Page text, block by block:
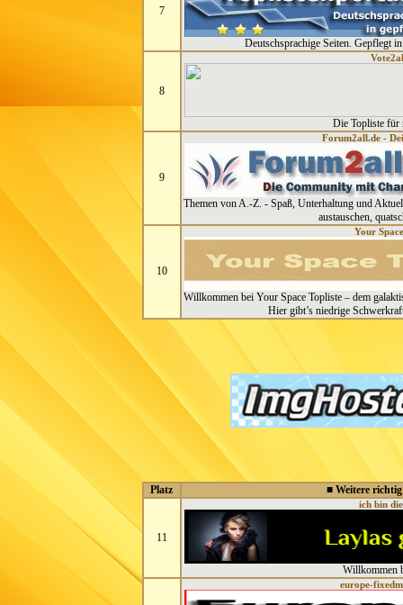
7
Deutschsprachige Seiten. Gepflegt
8
Die Topliste für
9
Forum2all.de -
Themen von A.-Z. - Spaß, Unterhaltung und
austauschen,
10
Your
Willkommen bei Your Space Topliste – dem
Hier gibt’s niedrige
Platz ■ Weitere
11
ich bin
Willkommen
europe-